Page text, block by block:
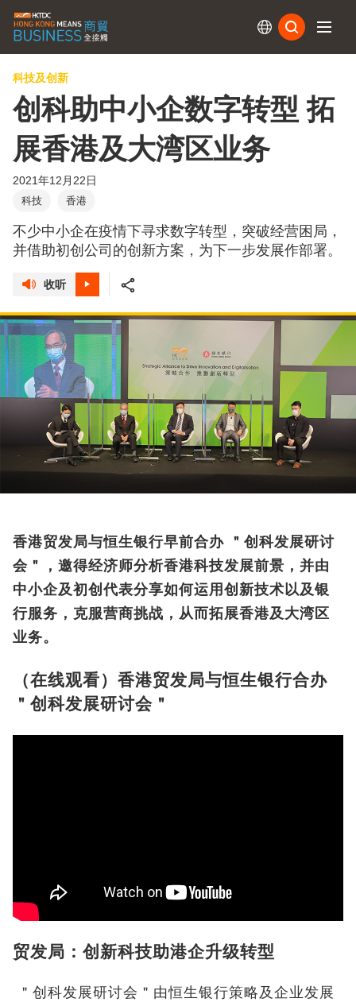
科技及创新
创科助中小企数字转型 拓
展香港及大湾区业务
2021年12月22日
科技 香港
不少中小企在疫情下寻求数字转型，突破经营困局，
并借助初创公司的创新方案，为下一步发展作部署。
收听
香港贸发局与恒生银行早前合办 ＂创科发展研讨
会＂，邀得经济师分析香港科技发展前景，并由
中小企及初创代表分享如何运用创新技术以及银
行服务，克服营商挑战，从而拓展香港及大湾区
业务。
（在线观看）香港贸发局与恒生银行合办
＂创科发展研讨会＂
贸发局：创新科技助港企升级转型
＂创科发展研讨会＂由恒生银行策略及企业发展